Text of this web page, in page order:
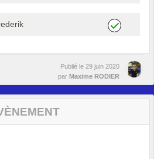
Publié le 29 juin 2020
par Maxime RODIER